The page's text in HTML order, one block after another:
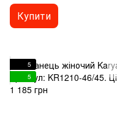
Купити
5
5